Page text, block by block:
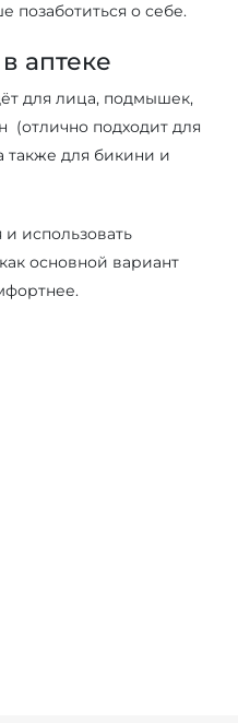
позаботиться о себе.
аптеке
для лица, подмышек,
подходит для
также для бикини и
использовать
основной вариант